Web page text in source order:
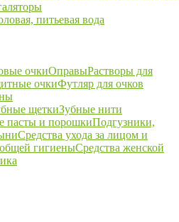
питьевая вода
очкиОправыРастворы для
очкиФутляр для очков
щеткиЗубные нити
пасты и порошкиПодгузники,
Средства ухода за лицом и
гигиеныСредства женской